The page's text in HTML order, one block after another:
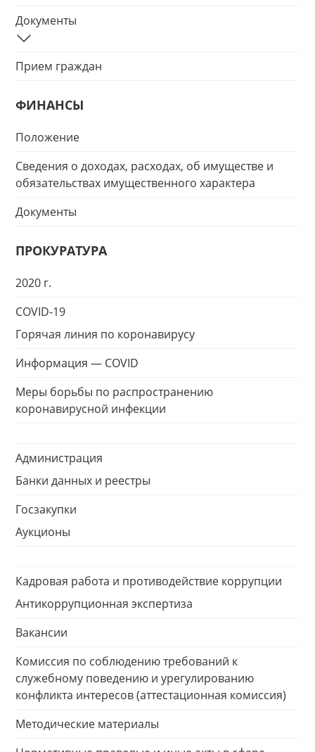
Документы
Прием граждан
ФИНАНСЫ
Положение
Сведения о доходах, расходах, об имуществе и
обязательствах имущественного характера
Документы
ПРОКУРАТУРА
2020 г.
COVID-19
Горячая линия по коронавирусу
Информация — COVID
Меры борьбы по распространению
коронавирусной инфекции
Администрация
Банки данных и реестры
Госзакупки
Аукционы
Кадровая работа и противодействие коррупции
Антикоррупционная экспертиза
Вакансии
Комиссия по соблюдению требований к
служебному поведению и урегулированию
конфликта интересов (аттестационная комиссия)
Методические материалы